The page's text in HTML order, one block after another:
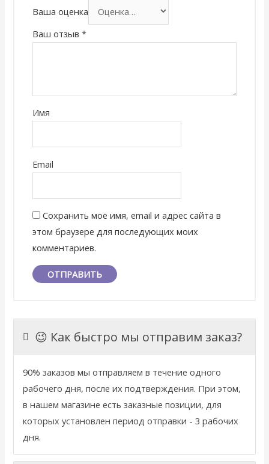
Ваша оценка
Ваш отзыв *
Имя
Email
Сохранить моё имя, email и адрес сайта в
этом браузере для последующих моих
комментариев.
😉 Как быстро мы отправим заказ?
90% заказов мы отправляем в течение одного
рабочего дня, после их подтверждения. При этом,
в нашем магазине есть заказные позиции, для
которых установлен период отправки - 3 рабочих
дня.